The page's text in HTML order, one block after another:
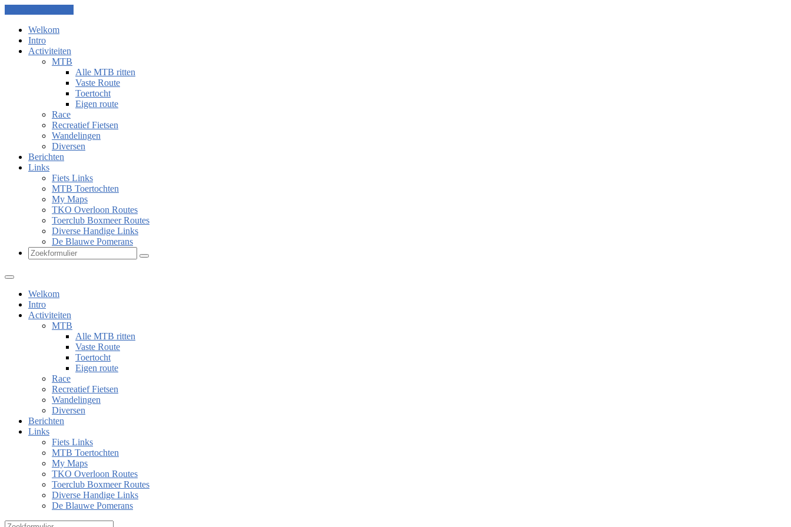
Welkom
Intro
Activiteiten
MTB
Alle MTB ritten
Vaste Route
Toertocht
Eigen route
Race
Recreatief Fietsen
Wandelingen
Diversen
Berichten
Links
Fiets Links
MTB Toertochten
My Maps
TKO Overloon Routes
Toerclub Boxmeer Routes
Diverse Handige Links
De Blauwe Pomerans
Zoeken
Welkom
Intro
Activiteiten
MTB
Alle MTB ritten
Vaste Route
Toertocht
Eigen route
Race
Recreatief Fietsen
Wandelingen
Diversen
Berichten
Links
Fiets Links
MTB Toertochten
My Maps
TKO Overloon Routes
Toerclub Boxmeer Routes
Diverse Handige Links
De Blauwe Pomerans